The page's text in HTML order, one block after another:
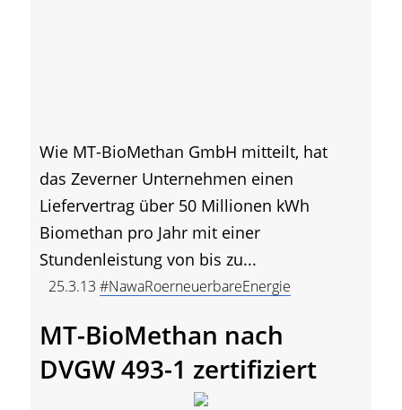
Wie MT-BioMethan GmbH mitteilt, hat
das Zeverner Unternehmen einen
Liefervertrag über 50 Millionen kWh
Biomethan pro Jahr mit einer
Stundenleistung von bis zu...
25.3.13 #NawaRoerneuerbareEnergie
MT-BioMethan nach
DVGW 493-1 zertifiziert